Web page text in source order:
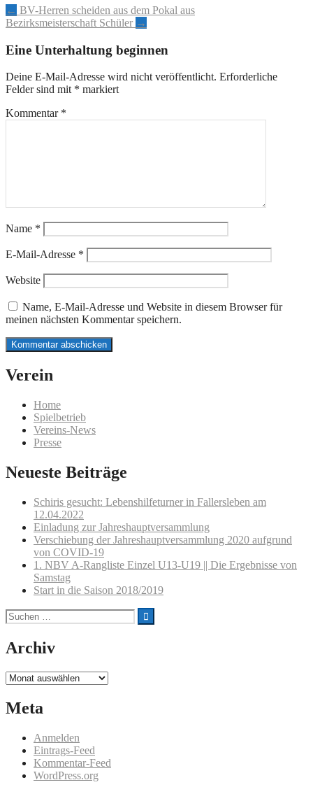
Artikel-
Navigation
← BV-Herren scheiden aus dem Pokal aus
Bezirksmeisterschaft Schüler →
Eine Unterhaltung beginnen
Deine E-Mail-Adresse wird nicht veröffentlicht. Erforderliche
Felder sind mit * markiert
Kommentar *
Name *
E-Mail-Adresse *
Website
Name, E-Mail-Adresse und Website in diesem Browser für
meinen nächsten Kommentar speichern.
Verein
Home
Spielbetrieb
Vereins-News
Presse
Neueste Beiträge
Schiris gesucht: Lebenshilfeturner in Fallersleben am
12.04.2022
Einladung zur Jahreshauptversammlung
Verschiebung der Jahreshauptversammlung 2020 aufgrund
von COVID-19
1. NBV A-Rangliste Einzel U13-U19 || Die Ergebnisse von
Samstag
Start in die Saison 2018/2019
Suchen
nach:
Archiv
Archiv
Meta
Anmelden
Eintrags-Feed
Kommentar-Feed
WordPress.org